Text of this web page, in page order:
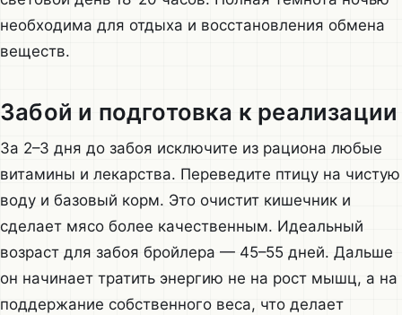
необходима для отдыха и восстановления обмена
веществ.
Забой и подготовка к реализации
За 2–3 дня до забоя исключите из рациона любые
витамины и лекарства. Переведите птицу на чистую
воду и базовый корм. Это очистит кишечник и
сделает мясо более качественным. Идеальный
возраст для забоя бройлера — 45–55 дней. Дальше
он начинает тратить энергию не на рост мышц, а на
поддержание собственного веса, что делает